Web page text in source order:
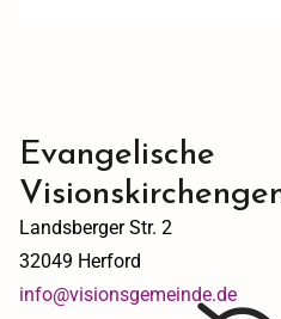
Evangelische
Landsberger Str. 2
32049 Herford
info@visionsgemeinde.de